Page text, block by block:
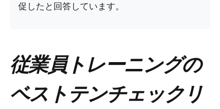
促したと回答しています。
従業員トレーニングの
ベストテンチェックリ